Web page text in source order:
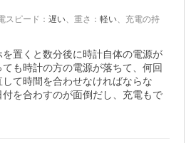
スピード ： 遅い、 重さ ： 軽い、 充電の持
置くと数分後に時計自体の電源が
も時計の方の電源が落ちて、何回
て時間を合わせなければならな
を合わすのが面倒だし、充電もで